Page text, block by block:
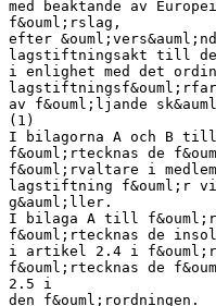
med beaktande av
f&ouml;rslag,
efter
lagstiftningsakt till de
i enlighet med det
av f&ouml;ljande
(1)
I bilagorna A och B till
f&ouml;rtecknas de
f&ouml;rvaltare i
lagstiftning f&ouml;r
g&auml;ller.
I bilaga A till
f&ouml;rtecknas de
i artikel 2.4 i
f&ouml;rtecknas de
2.5 i
den f&ouml;rordningen.